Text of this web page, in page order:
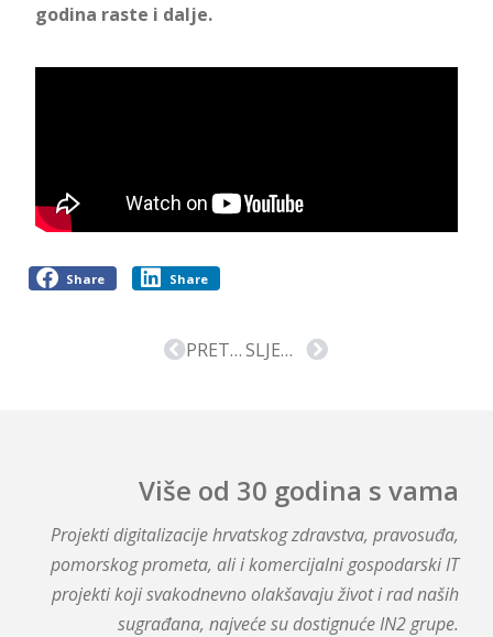
godina raste i dalje.
Share Share
PRETHODNA VIJEST SLJEDEĆA VIJEST
Više od 30 godina s vama
Projekti digitalizacije hrvatskog zdravstva, pravosuđa,
pomorskog prometa, ali i komercijalni gospodarski IT
projekti koji svakodnevno olakšavaju život i rad naših
sugrađana, najveće su dostignuće IN2 grupe.